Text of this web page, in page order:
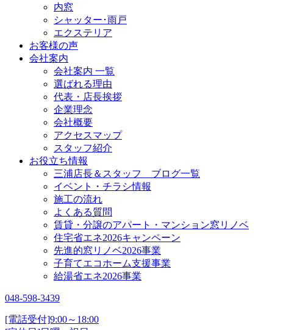
内窓
シャッター･雨戸
エクステリア
お客様の声
会社案内
会社案内 一覧
選ばれる理由
代表・店長挨拶
企業理念
会社概要
アクセスマップ
スタッフ紹介
お役立ち情報
三浦店長＆スタッフ ブログ一覧
イベント・チラシ情報
施工の流れ
よくある質問
賃貸・分譲のアパート・マンション窓リノベ
住宅省エネ2026キャンペーン
先進的窓リノベ2026事業
子育てエコホーム支援事業
給湯省エネ2026事業
048-598-3439
[電話受付]9:00～18:00